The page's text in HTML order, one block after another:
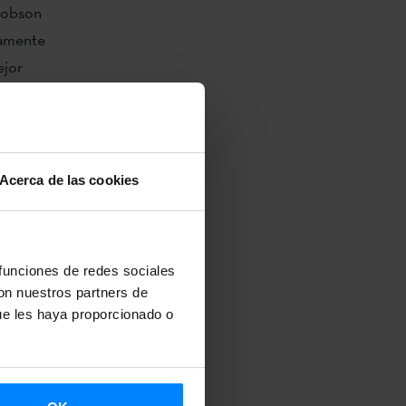
Acerca de las cookies
de redes sociales
nuestros partners de
les haya proporcionado o
del cual
San
Kimuak ; la
de
las